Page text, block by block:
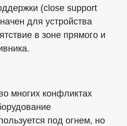
(close support
для устройства
в зоне прямого и
многих конфликтах
под огнем, но